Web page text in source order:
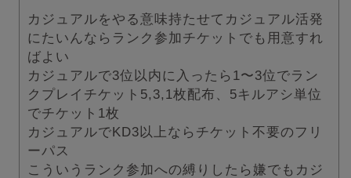
カジュアルをやる意味持たせてカジュアル活発
にたいんならランク参加チケットでも用意すれ
ばよい
カジュアルで3位以内に入ったら1〜3位でラン
クプレイチケット5,3,1枚配布、5キルアシ単位
でチケット1枚
カジュアルでKD3以上ならチケット不要のフリ
ーパス
こういうランク参加への縛りしたら嫌でもカジ